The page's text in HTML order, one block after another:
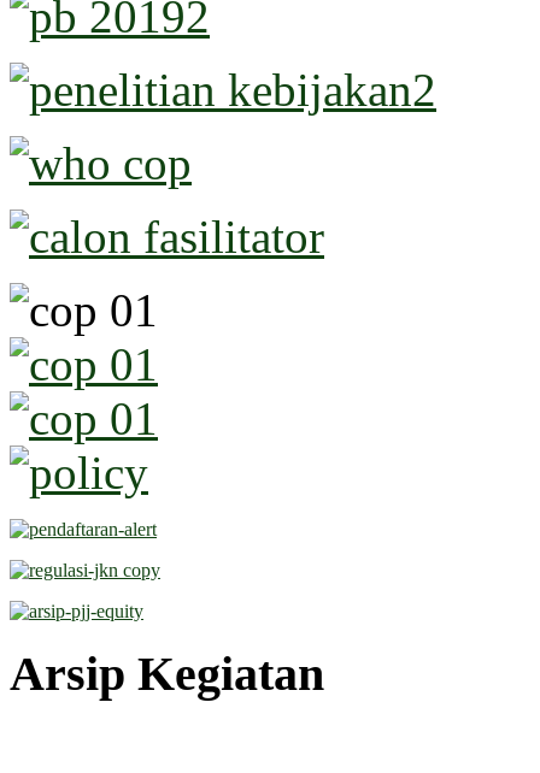
Arsip Kegiatan